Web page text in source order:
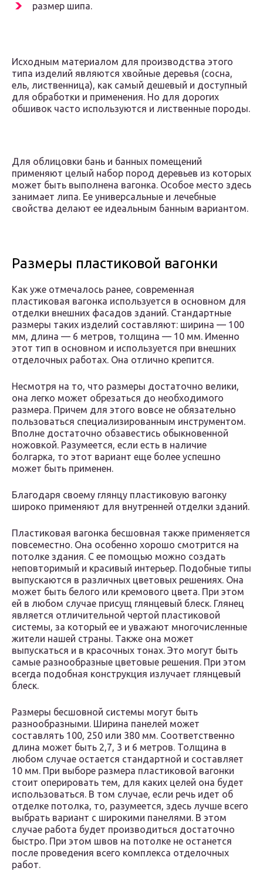
размер шипа.
Исходным материалом для производства этого
типа изделий являются хвойные деревья (сосна,
ель, лиственница), как самый дешевый и доступный
для обработки и применения. Но для дорогих
обшивок часто используются и лиственные породы.
Для облицовки бань и банных помещений
применяют целый набор пород деревьев из которых
может быть выполнена вагонка. Особое место здесь
занимает липа. Ее универсальные и лечебные
свойства делают ее идеальным банным вариантом.
Размеры пластиковой вагонки
Как уже отмечалось ранее, современная
пластиковая вагонка используется в основном для
отделки внешних фасадов зданий. Стандартные
размеры таких изделий составляют: ширина — 100
мм, длина — 6 метров, толщина — 10 мм. Именно
этот тип в основном и используется при внешних
отделочных работах. Она отлично крепится.
Несмотря на то, что размеры достаточно велики,
она легко может обрезаться до необходимого
размера. Причем для этого вовсе не обязательно
пользоваться специализированным инструментом.
Вполне достаточно обзавестись обыкновенной
ножовкой. Разумеется, если есть в наличие
болгарка, то этот вариант еще более успешно
может быть применен.
Благодаря своему глянцу пластиковую вагонку
широко применяют для внутренней отделки зданий.
Пластиковая вагонка бесшовная также применяется
повсеместно. Она особенно хорошо смотрится на
потолке здания. С ее помощью можно создать
неповторимый и красивый интерьер. Подобные типы
выпускаются в различных цветовых решениях. Она
может быть белого или кремового цвета. При этом
ей в любом случае присущ глянцевый блеск. Глянец
является отличительной чертой пластиковой
системы, за который ее и уважают многочисленные
жители нашей страны. Также она может
выпускаться и в красочных тонах. Это могут быть
самые разнообразные цветовые решения. При этом
всегда подобная конструкция излучает глянцевый
блеск.
Размеры бесшовной системы могут быть
разнообразными. Ширина панелей может
составлять 100, 250 или 380 мм. Соответственно
длина может быть 2,7, 3 и 6 метров. Толщина в
любом случае остается стандартной и составляет
10 мм. При выборе размера пластиковой вагонки
стоит оперировать тем, для каких целей она будет
использоваться. В том случае, если речь идет об
отделке потолка, то, разумеется, здесь лучше всего
выбрать вариант с широкими панелями. В этом
случае работа будет производиться достаточно
быстро. При этом швов на потолке не останется
после проведения всего комплекса отделочных
работ.